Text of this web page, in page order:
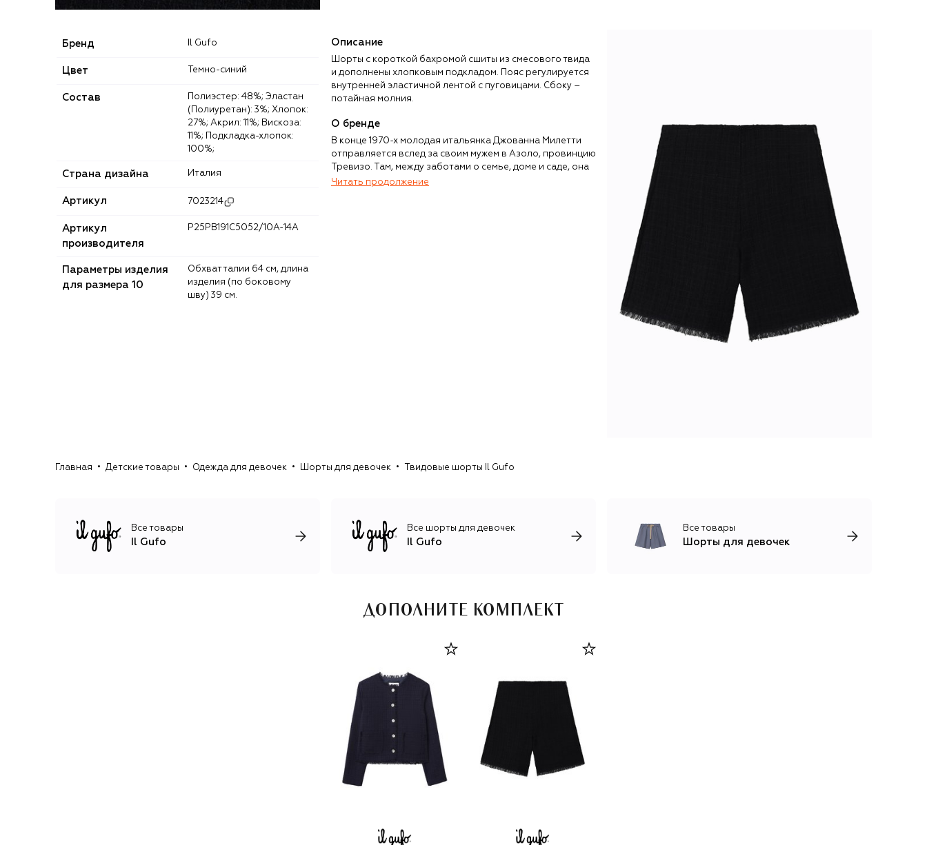
Бренд Il Gufo
Цвет Темно-синий
Состав
(Полиуретан): 3%; Хлопок:
27%; Акрил: 11%; Вискоза:
11%; Подкладка-хлопок:
100%;
Страна дизайна Италия
Артикул 7023214
Артикул
производителя
P25PB191C5052/10A-14A
Параметры изделия
для размера 10
Обхват талии 64 см, длина
изделия (по боковому
шву) 39 см.
Описание
Шорты с короткой бахромой сшиты из смесового твида
и дополнены хлопковым подкладом. Пояс регулируется
внутренней эластичной лентой с пуговицами. Сбоку –
потайная молния.
О бренде
В конце 1970-х молодая итальянка Джованна Милетти
отправляется вслед за своим мужем в Азоло, провинцию
Тревизо. Там, между заботами о семье, доме и саде, она
успевает шить — сначала пеленки и слюнявчики, затем
Читать продолжение
Главная Детские товары Одежда для девочек Шорты для девочек Твидовые шорты Il Gufo
Все товары
Il Gufo
Все шорты для девочек
Il Gufo
Все товары
Шорты для девочек
ДОПОЛНИТЕ КОМПЛЕКТ